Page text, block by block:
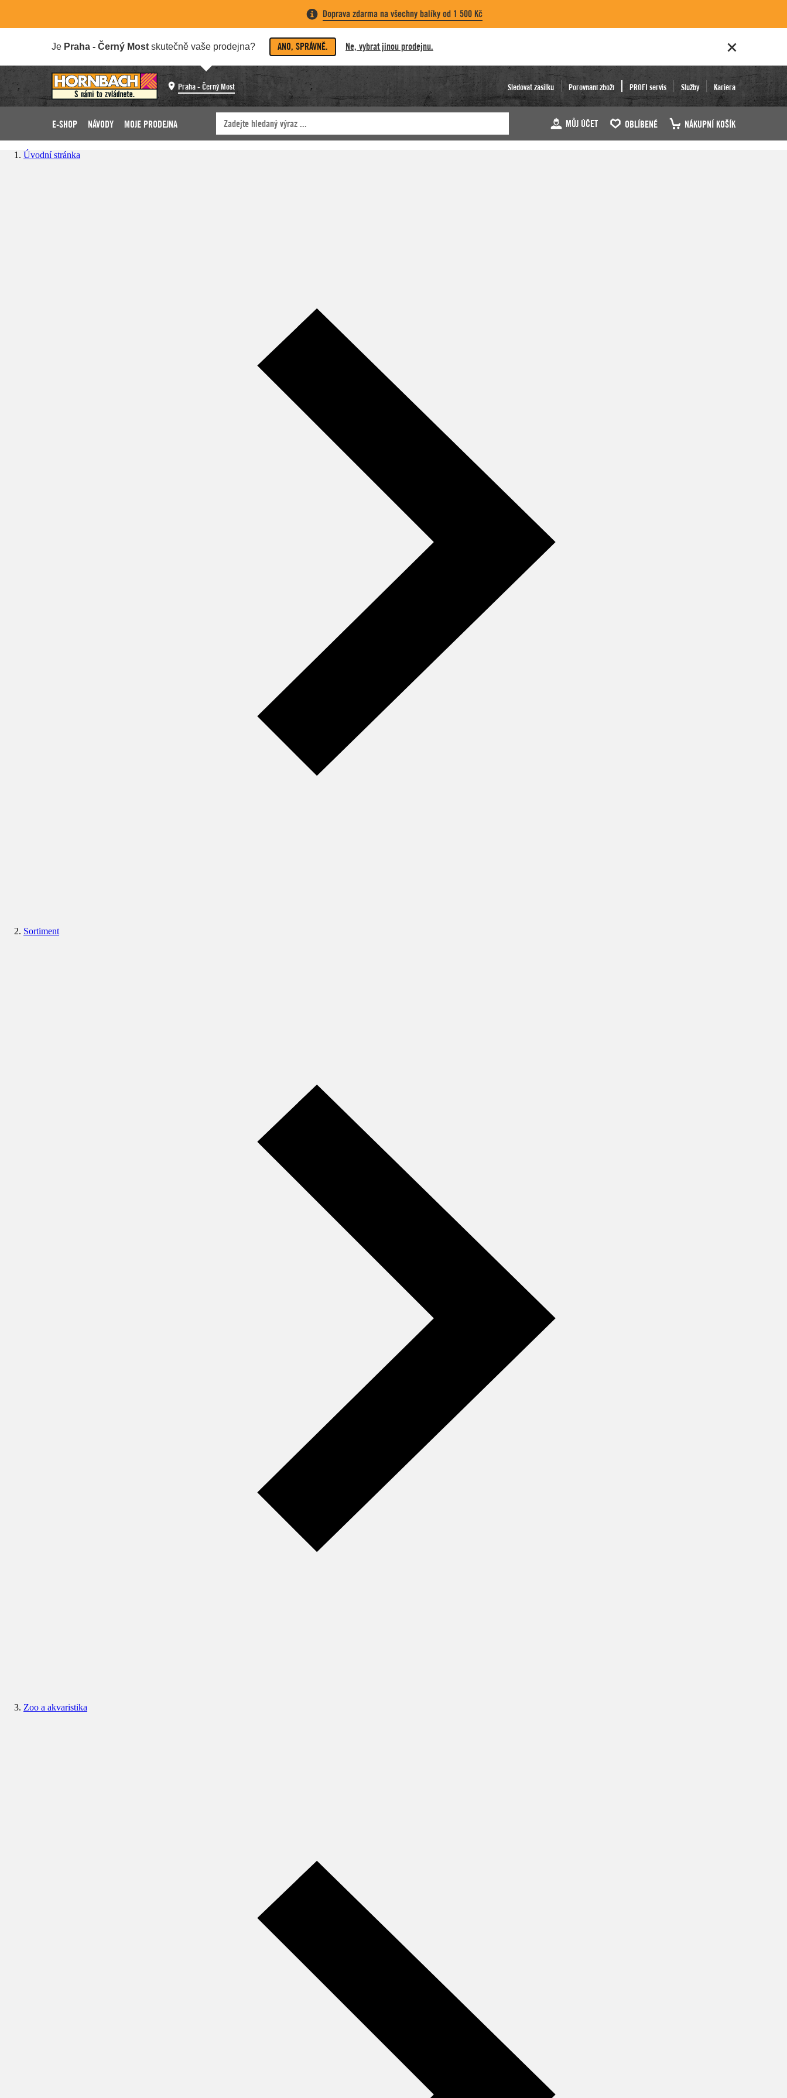
Doprava zdarma na všechny balíky od 1 500 Kč
Je Praha - Černý Most skutečně vaše prodejna? ANO, SPRÁVNĚ. Ne, vybrat jinou prodejnu.
Praha - Černý Most Sledovat zásilku Porovnání zboží PROFI servis Služby Kariéra
E-SHOP NÁVODY MOJE PRODEJNA MŮJ ÚČET OBLÍBENÉ NÁKUPNÍ KOŠÍK
Úvodní stránka
Sortiment
Zoo a akvaristika